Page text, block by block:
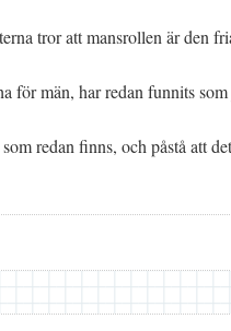
tror att mansrollen är den
för män, har redan funnits
redan finns, och påstå att